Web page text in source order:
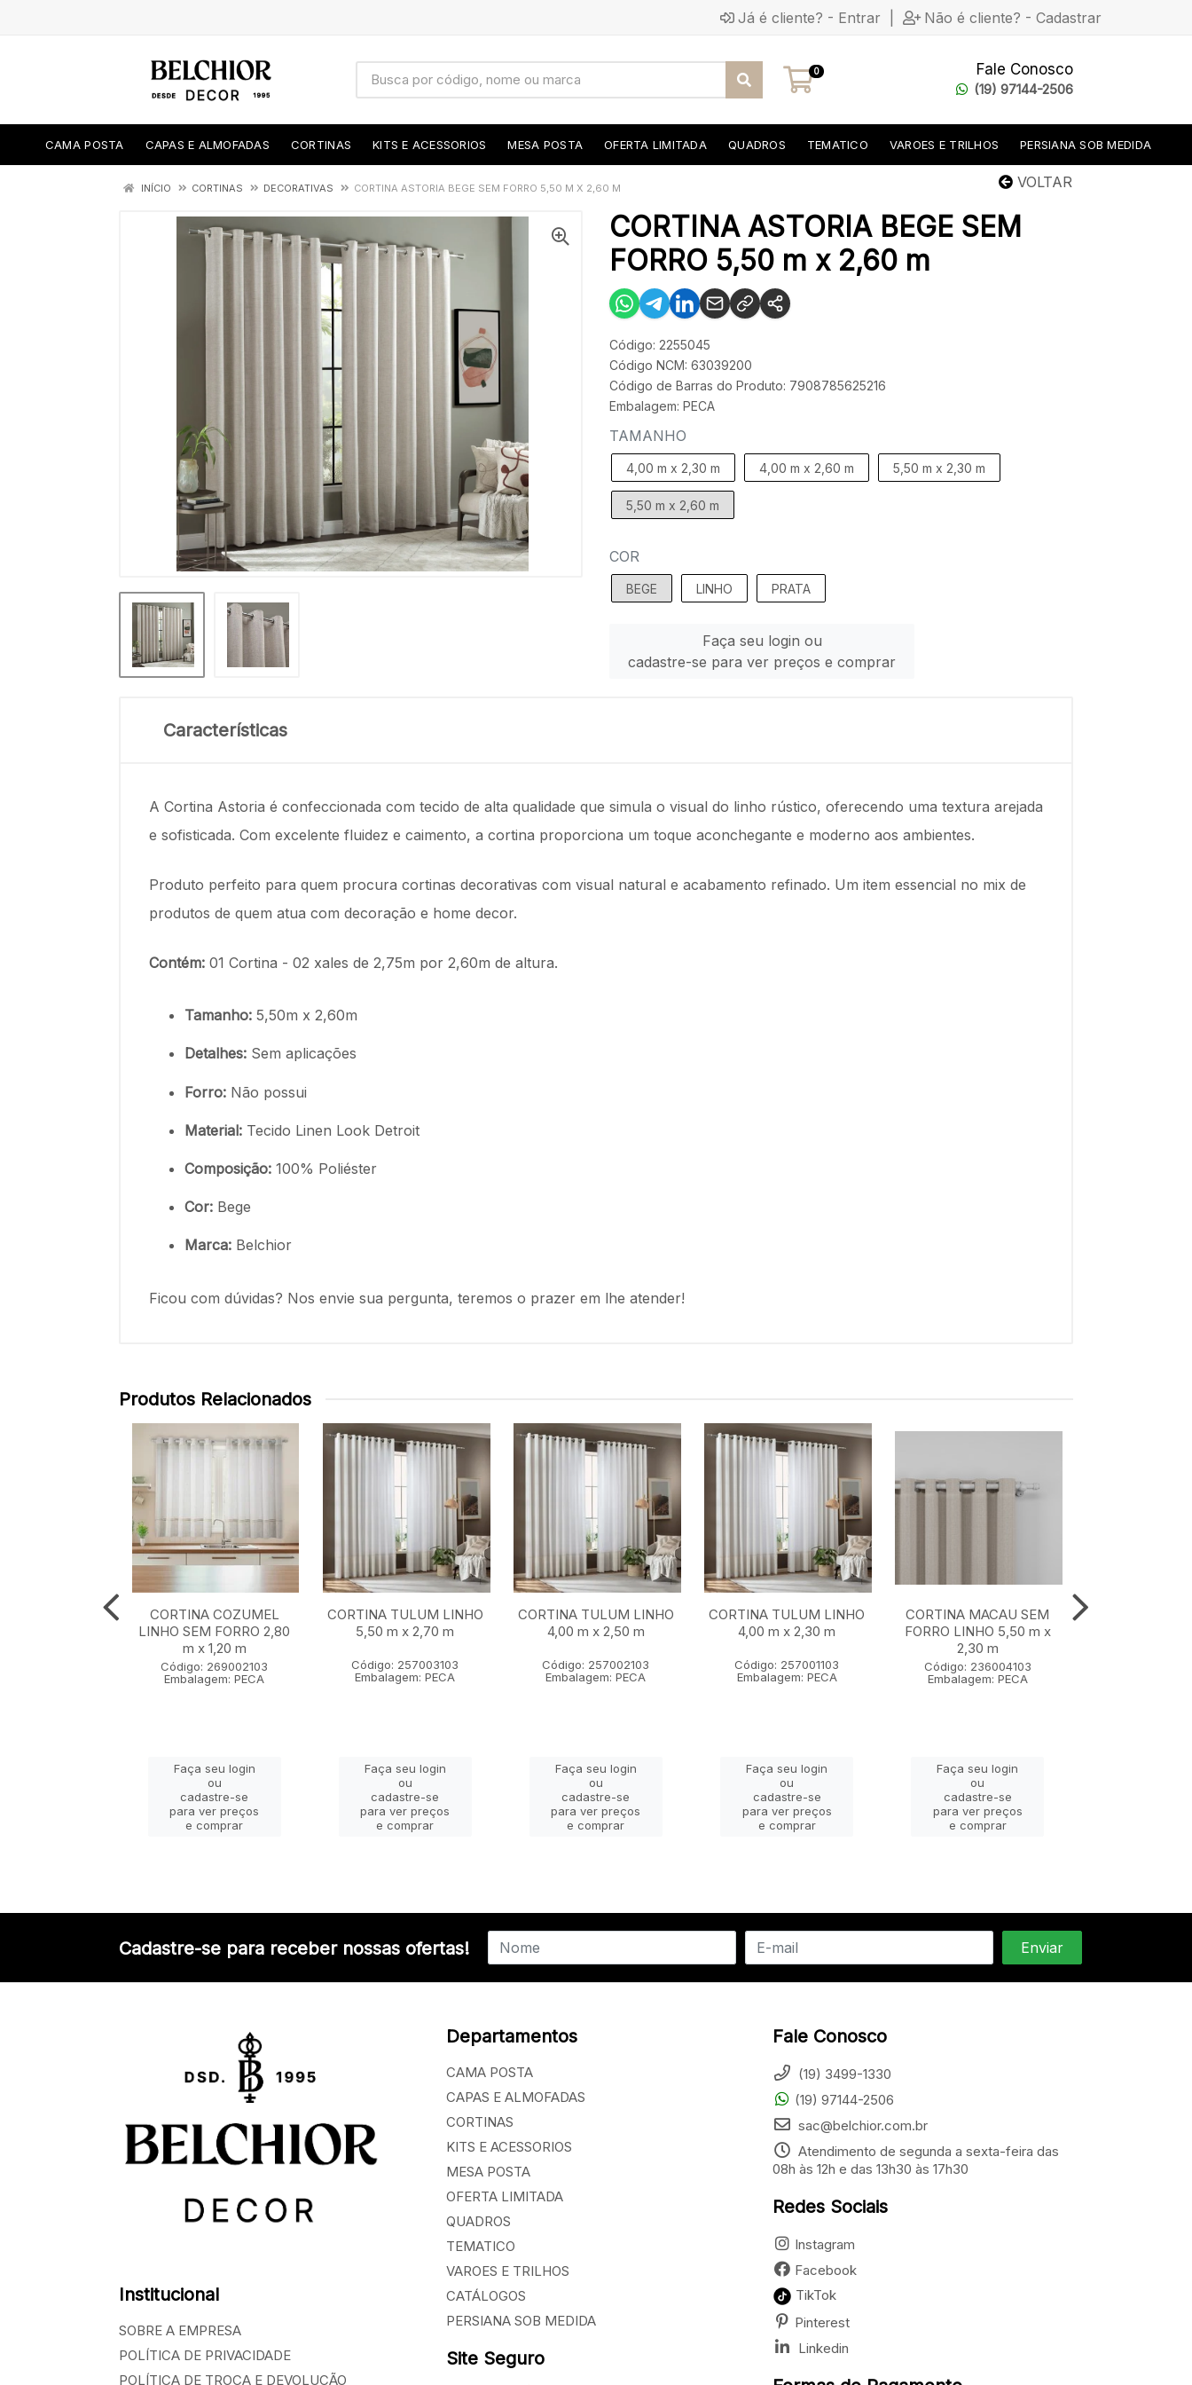
Já é cliente? - Entrar Não é cliente? - Cadastrar
0 Fale Conosco
(19) 97144-2506
CAMA POSTA CAPAS E ALMOFADAS CORTINAS KITS E ACESSORIOS MESA POSTA OFERTA LIMITADA QUADROS TEMATICO VAROES E TRILHOS PERSIANA SOB MEDIDA
VOLTAR
INÍCIO CORTINAS DECORATIVAS CORTINA ASTORIA BEGE SEM FORRO 5,50 M X 2,60 M
CORTINA ASTORIA BEGE SEM
FORRO 5,50 m x 2,60 m
Código: 2255045
Código NCM: 63039200
Código de Barras do Produto: 7908785625216
Embalagem: PECA
TAMANHO
4,00 m x 2,30 m 4,00 m x 2,60 m 5,50 m x 2,30 m
5,50 m x 2,60 m
COR
BEGE LINHO PRATA
Faça seu login ou
cadastre-se para ver preços e comprar
Características
A Cortina Astoria é confeccionada com tecido de alta qualidade que simula o visual do linho rústico, oferecendo uma textura arejada
e sofisticada. Com excelente fluidez e caimento, a cortina proporciona um toque aconchegante e moderno aos ambientes.
Produto perfeito para quem procura cortinas decorativas com visual natural e acabamento refinado. Um item essencial no mix de
produtos de quem atua com decoração e home decor.
Contém: 01 Cortina - 02 xales de 2,75m por 2,60m de altura.
Tamanho: 5,50m x 2,60m
Detalhes: Sem aplicações
Forro: Não possui
Material: Tecido Linen Look Detroit
Composição: 100% Poliéster
Cor: Bege
Marca: Belchior
Ficou com dúvidas? Nos envie sua pergunta, teremos o prazer em lhe atender!
Produtos Relacionados
CORTINA COZUMEL
LINHO SEM FORRO 2,80
m x 1,20 m
Código: 269002103
Embalagem: PECA
Faça seu login
ou
cadastre-se
para ver preços
e comprar
CORTINA TULUM LINHO
5,50 m x 2,70 m
Código: 257003103
Embalagem: PECA
Faça seu login
ou
cadastre-se
para ver preços
e comprar
CORTINA TULUM LINHO
4,00 m x 2,50 m
Código: 257002103
Embalagem: PECA
Faça seu login
ou
cadastre-se
para ver preços
e comprar
CORTINA TULUM LINHO
4,00 m x 2,30 m
Código: 257001103
Embalagem: PECA
Faça seu login
ou
cadastre-se
para ver preços
e comprar
CORTINA MACAU SEM
FORRO LINHO 5,50 m x
2,30 m
Código: 236004103
Embalagem: PECA
Faça seu login
ou
cadastre-se
para ver preços
e comprar
Cadastre-se para receber nossas ofertas!
Institucional
SOBRE A EMPRESA
POLÍTICA DE PRIVACIDADE
POLÍTICA DE TROCA E DEVOLUÇÃO
Departamentos
CAMA POSTA
CAPAS E ALMOFADAS
CORTINAS
KITS E ACESSORIOS
MESA POSTA
OFERTA LIMITADA
QUADROS
TEMATICO
VAROES E TRILHOS
CATÁLOGOS
PERSIANA SOB MEDIDA
Site Seguro
Fale Conosco
(19) 3499-1330
(19) 97144-2506
sac@belchior.com.br
Atendimento de segunda a sexta-feira das
08h às 12h e das 13h30 às 17h30
Redes Sociais
Instagram
Facebook
TikTok
Pinterest
Linkedin